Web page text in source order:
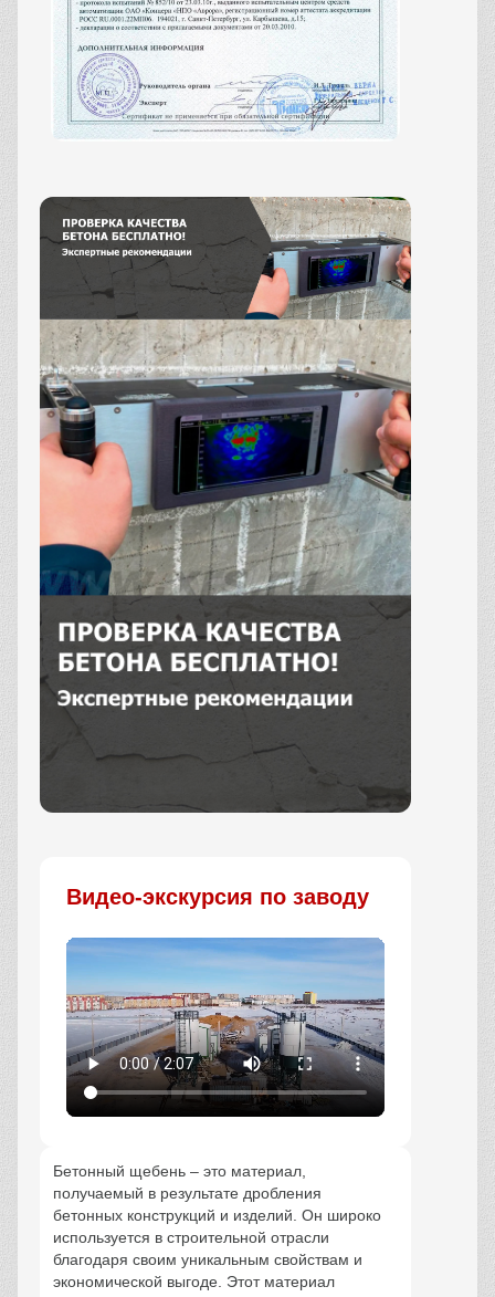
Видео-экскурсия по заводу
Бетонный щебень – это материал,
получаемый в результате дробления
бетонных конструкций и изделий. Он широко
используется в строительной отрасли
благодаря своим уникальным свойствам и
экономической выгоде. Этот материал